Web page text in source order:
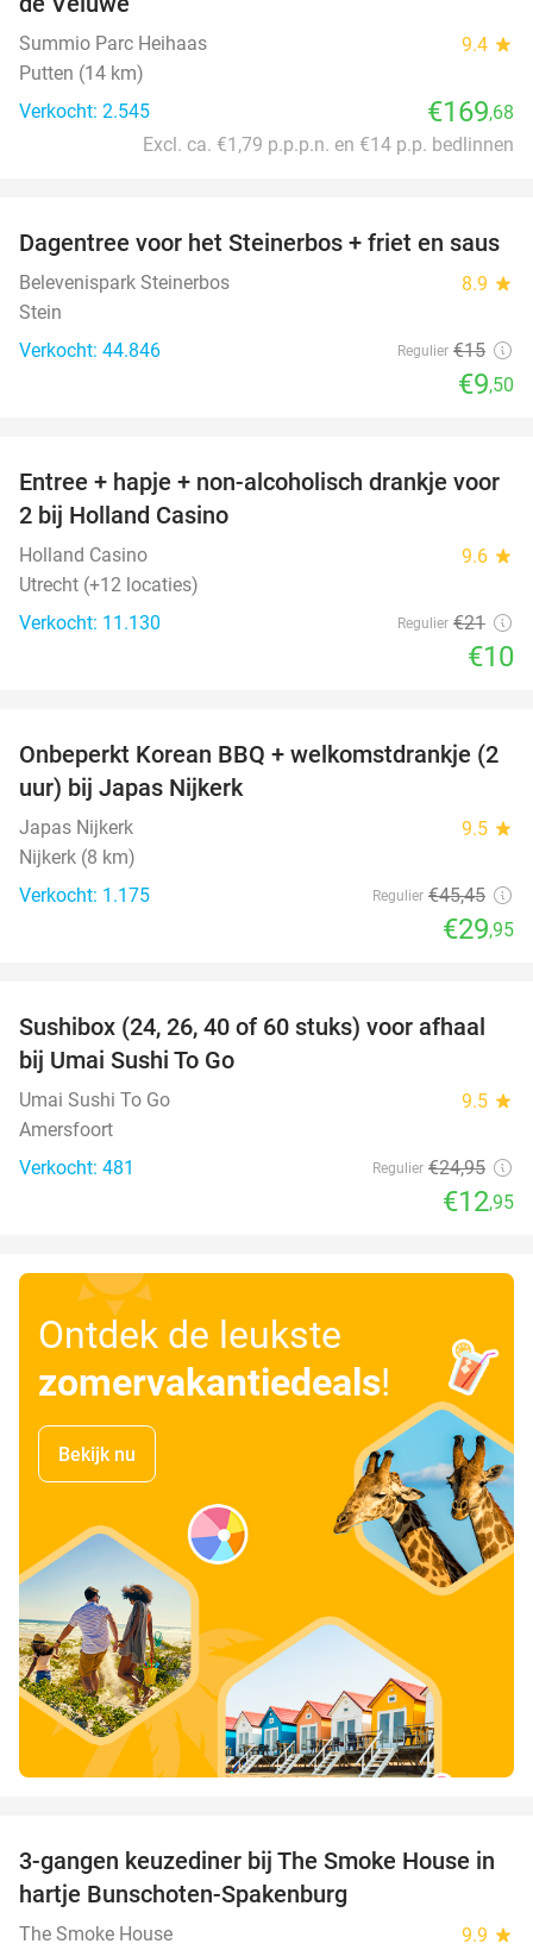
Summio Parc Heihaas 9.4 star
Putten (14 km)
Verkocht: 2.545
€169,68
Excl. ca. €1,79 p.p.p.n. en €14 p.p. bedlinnen
37%
Dagentree voor het Steinerbos + friet en saus
Belevenispark Steinerbos 8.9 star
Stein
Verkocht: 44.846
Regulier €15
€9,50
52%
Entree + hapje + non-alcoholisch drankje voor
2 bij Holland Casino
Holland Casino 9.6 star
Utrecht (+12 locaties)
Verkocht: 11.130
Regulier €21
€10
34%
Onbeperkt Korean BBQ + welkomstdrankje (2
uur) bij Japas Nijkerk
Japas Nijkerk 9.5 star
Nijkerk (8 km)
Verkocht: 1.175
Regulier €45,45
€29,95
48%
Sushibox (24, 26, 40 of 60 stuks) voor afhaal
bij Umai Sushi To Go
Umai Sushi To Go 9.5 star
Amersfoort
Verkocht: 481
Regulier €24,95
€12,95
Ontdek de leukste
zomervakantiedeals!
Bekijk nu
37%
3-gangen keuzediner bij The Smoke House in
hartje Bunschoten-Spakenburg
The Smoke House 9.9 star